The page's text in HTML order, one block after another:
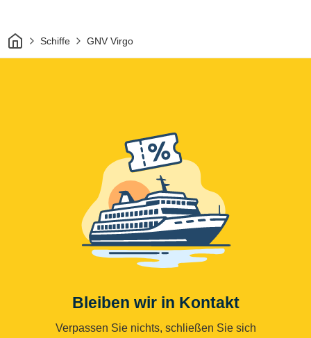
HeimSchiffe GNV Virgo
Bleiben wir in Kontakt
Verpassen Sie nichts, schließen Sie sich